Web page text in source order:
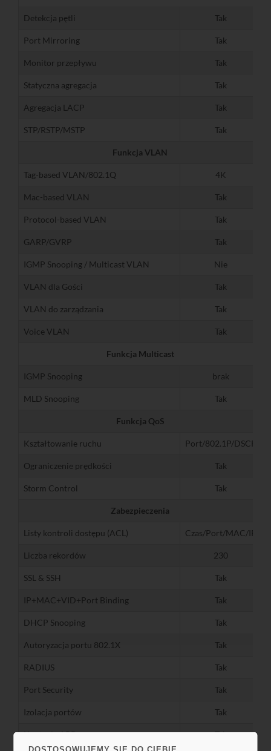
Detekcja pętli Tak
Port Mirroring Tak
Monitor przepływu Tak
Statyczna agregacja Tak
Agregacja LACP Tak
STP/RSTP/MSTP Tak
Funkcja VLAN
Tag-based VLAN/802.1Q 4K
Mac-based VLAN Tak
Protocol-based VLAN Tak
GARP/GVRP Tak
IGMP Snooping / Multicast VLAN Nie
VLAN dla Gości Tak
VLAN do zarządzania Tak
Voice VLAN Tak
Funkcja Multicast
IGMP Snooping brak
MLD Snooping Tak
Funkcja QoS
Kształtowanie ruchu Port/802.1P/DSCP
Ograniczenie prędkości Tak
Storm Control Tak
Zabezpieczenia
Listy kontroli dostępu (ACL) Czas/Port/MAC/IP
Liczba rekordów 230
SSL & SSH Tak
IP+MAC+VID+Port Binding Tak
DHCP Snooping Tak
Autoryzacja portu 802.1X Tak
RADIUS Tak
Port Security Tak
Izolacja portów Tak
Kontrola ARP Tak